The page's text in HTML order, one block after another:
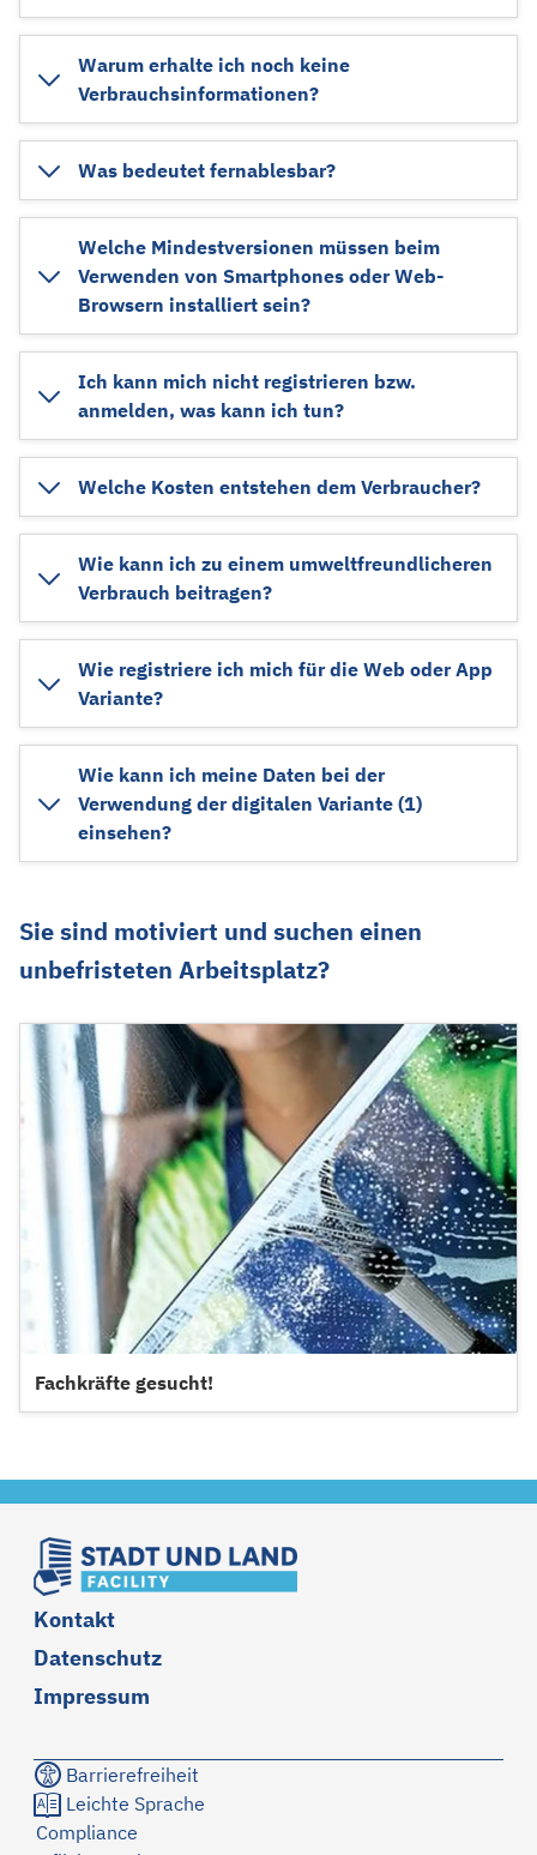
Warum erhalte ich noch keine
Verbrauchsinformationen?
Was bedeutet fernablesbar?
Welche Mindestversionen müssen beim
Verwenden von Smartphones oder Web-
Browsern installiert sein?
Ich kann mich nicht registrieren bzw.
anmelden, was kann ich tun?
Welche Kosten entstehen dem Verbraucher?
Wie kann ich zu einem umweltfreundlicheren
Verbrauch beitragen?
Wie registriere ich mich für die Web oder App
Variante?
Wie kann ich meine Daten bei der
Verwendung der digitalen Variante (1)
einsehen?
Sie sind motiviert und suchen einen
unbefristeten Arbeitsplatz?
Fachkräfte gesucht!
Kontakt
Datenschutz
Impressum
Barrierefreiheit
Leichte Sprache
Compliance